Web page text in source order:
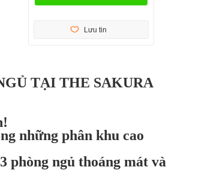
Lưu tin
TẠI THE SAKURA
những phân khu cao
phòng ngủ thoáng mát và